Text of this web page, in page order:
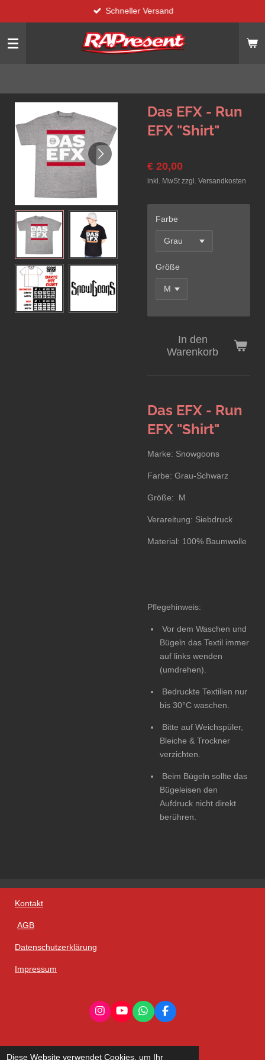
Diese Website verwendet Cookies, um Ihr
Hauptinhalt
springen
Schneller Versand
Das EFX - Run
EFX "Shirt"
€ 20,00
inkl. MwSt zzgl. Versandkosten
Farbe
Größe
In den
Warenkorb
Das EFX - Run
EFX "Shirt"
Marke: Snowgoons
Farbe: Grau-Schwarz
Größe: M
Verareitung: Siebdruck
Material: 100% Baumwolle
Pflegehinweis:
Vor dem Waschen und
Bügeln das Textil immer
auf links wenden
(umdrehen).
Bedruckte Textilien nur
bis 30°C waschen.
Bitte auf Weichspüler,
Bleiche & Trockner
verzichten.
Beim Bügeln sollte das
Bügeleisen den
Aufdruck nicht direkt
berühren.
Kontakt
AGB
Datenschutzerklärung
Impressum
I
n
t
a
Y
o
T
u
W
h
t
F
a
e